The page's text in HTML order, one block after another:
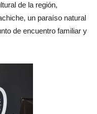
de la región,
un paraíso natural
de encuentro familiar y